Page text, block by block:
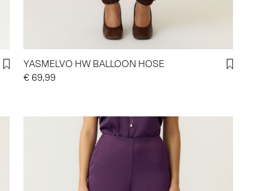
YASMELVO HW BALLOON HOSE
€ 69,99